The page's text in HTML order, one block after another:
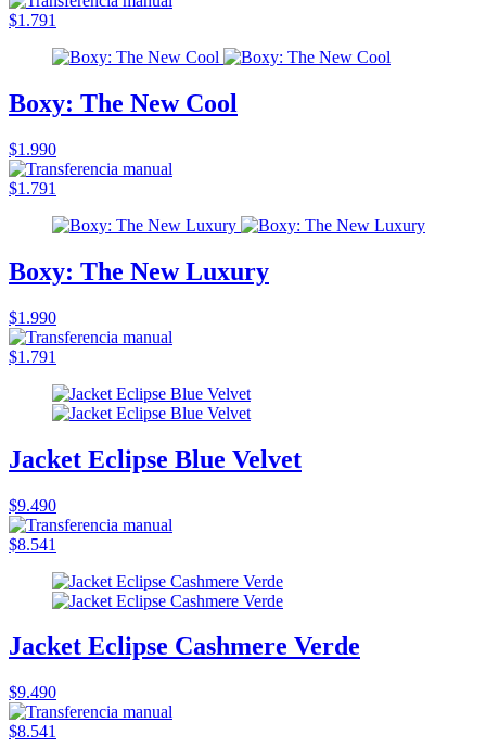
$1.791
Boxy: The New Cool
$1.990
$1.791
Boxy: The New Luxury
$1.990
$1.791
Jacket Eclipse Blue Velvet
$9.490
$8.541
Jacket Eclipse Cashmere Verde
$9.490
$8.541